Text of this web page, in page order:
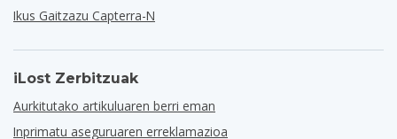
Ikus Gaitzazu Capterra-N
iLost Zerbitzuak
Aurkitutako artikuluaren berri eman
Inprimatu aseguruaren erreklamazioa